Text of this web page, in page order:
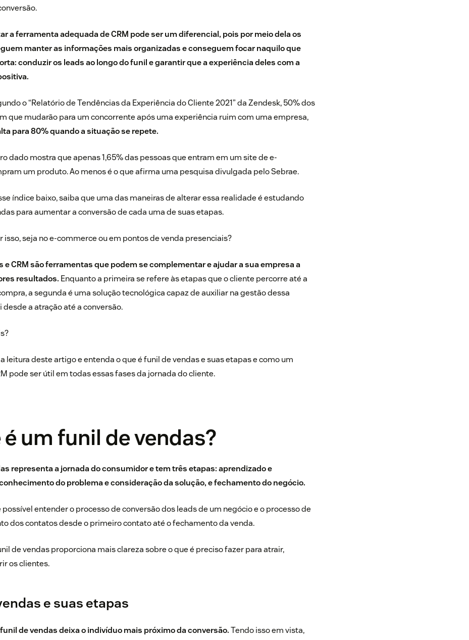
a ferramenta adequada de CRM pode ser um diferencial, pois por meio dela os
manter as informações mais organizadas e conseguem focar naquilo que
conduzir os leads ao longo do funil e garantir que a experiência deles com a
o“Relatório de Tendências da Experiência do Cliente 2021”da Zendesk, 50% dos
que mudarão para um concorrente após uma experiência ruim com uma empresa,
para 80% quando a situação se repete.
dado mostra que apenas 1,65% das pessoas que entram em um site de e-
um produto. Ao menos é o que afirma uma pesquisa divulgada pelo Sebrae.
índice baixo, saiba que uma das maneiras de alterar essa realidade é estudando
para aumentar a conversão de cada uma de suas etapas.
isso, seja no e-commerce ou em pontos de venda presenciais?
e CRM são ferramentas que podem se complementar e ajudar a sua empresa a
resultados. Enquanto a primeira se refere às etapas que o cliente percorre até a
a segunda é uma solução tecnológica capaz de auxiliar na gestão dessa
desde a atração até a conversão.
leitura deste artigo e entenda o que é funil de vendas e suas etapas e como um
pode ser útil em todas essas fases da jornada do cliente.
é um funil de vendas?
representa a jornada do consumidore tem três etapas: aprendizado e
do problema e consideração da solução, e fechamento do negócio.
possível entender o processo de conversão dos leads de um negócio e o processo de
dos contatos desde o primeiro contato até o fechamento da venda.
de vendas proporciona mais clareza sobre o que é preciso fazer para atrair,
os clientes.
e suas etapas
de vendas deixa o indivíduo mais próximo da conversão.Tendo isso em vista,